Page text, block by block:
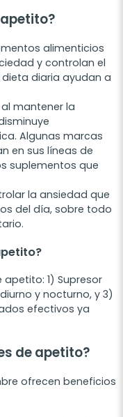
alimenticios
y controlan el
diaria ayudan a
mantener la
Algunas marcas
en sus líneas de
suplementos que
la ansiedad que
del día, sobre todo
1) Supresor
y nocturno, y 3)
efectivos ya
de apetito?
ofrecen beneficios